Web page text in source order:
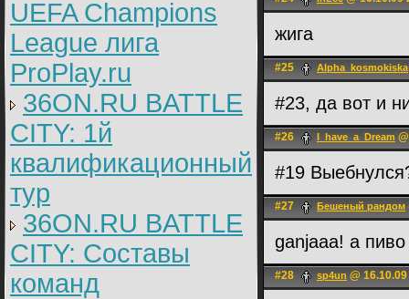
UEFA Champions
League лига
ProPlay.ru
36ON.RU BATTLE
CITY: 1й
квалификационный
тур
36ON.RU BATTLE
CITY: Составы
команд
жига
#25 Alpha_kosmokiska
#23, да вот и
#26 I_have_a_Dream
#19
#27 Бешеный рандом
ganjaaa! а
#28 sp4un @